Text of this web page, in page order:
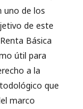
uno de los
de este
Básica
útil para
a la
que
marco